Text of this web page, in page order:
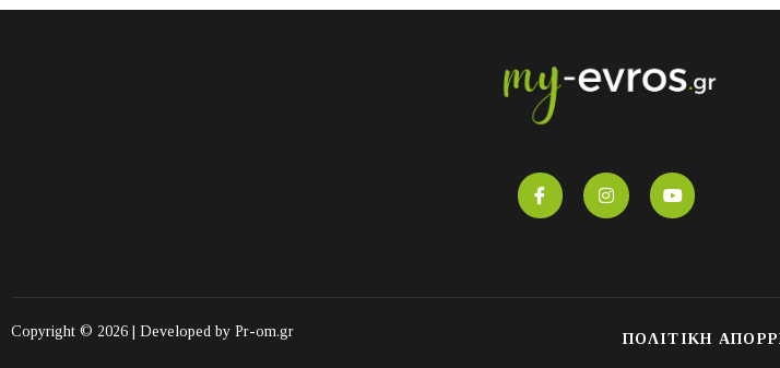
Copyright © 2026 | Developed by Pr-om.gr ΠΟΛΙΤΙΚΗ